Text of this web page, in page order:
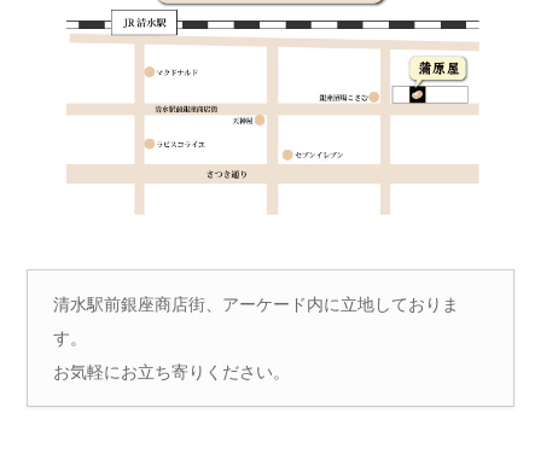
清水駅前銀座商店街、アーケード内に立地しておりま
す。
お気軽にお立ち寄りください。